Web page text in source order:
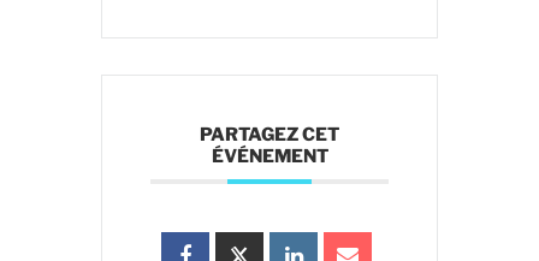
PARTAGEZ CET
ÉVÉNEMENT